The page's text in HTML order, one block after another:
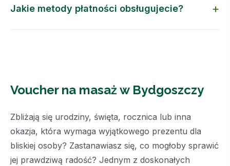
Jakie metody płatności obsługujecie?
Voucher na masaż w Bydgoszczy
Zbliżają się urodziny, święta, rocznica lub inna
okazja, która wymaga wyjątkowego prezentu dla
bliskiej osoby? Zastanawiasz się, co mogłoby sprawić
jej prawdziwą radość? Jednym z doskonałych